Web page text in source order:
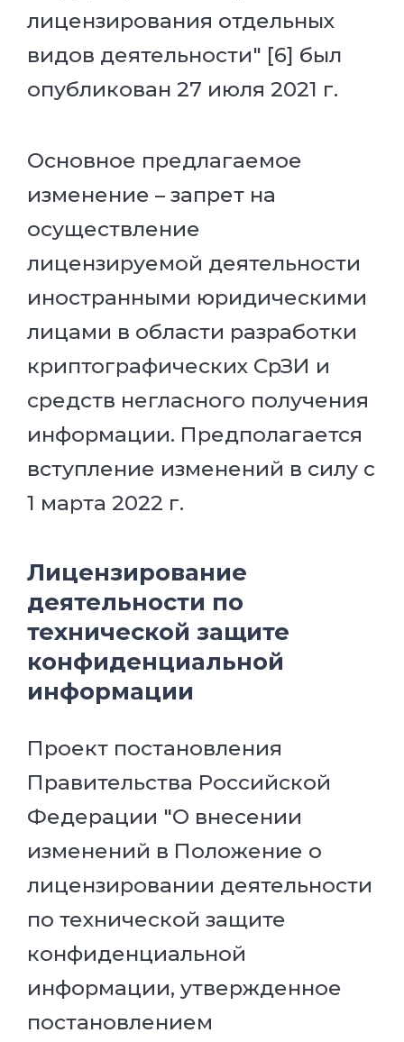
лицензирования отдельных
видов деятельности" [6] был
опубликован 27 июля 2021 г.
Основное предлагаемое
изменение – запрет на
осуществление
лицензируемой деятельности
иностранными юридическими
лицами в области разработки
криптографических СрЗИ и
средств негласного получения
информации. Предполагается
вступление изменений в силу с
1 марта 2022 г.
Лицензирование
деятельности по
технической защите
конфиденциальной
информации
Проект постановления
Правительства Российской
Федерации "О внесении
изменений в Положение о
лицензировании деятельности
по технической защите
конфиденциальной
информации, утвержденное
постановлением